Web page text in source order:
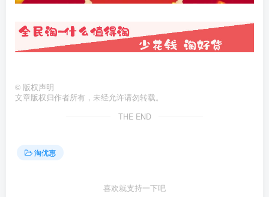
© 版权声明
文章版权归作者所有，未经允许请勿转载。
THE END
淘优惠
喜欢就支持一下吧